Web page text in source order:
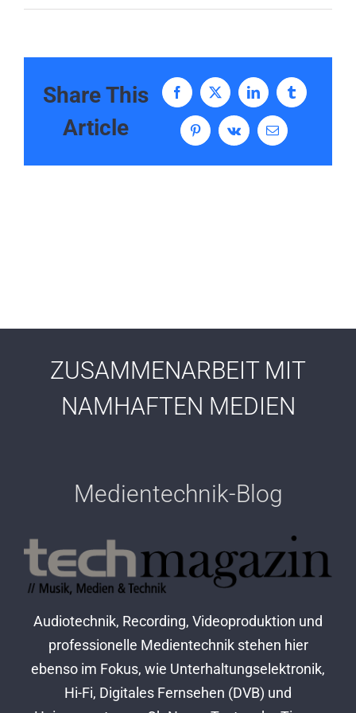
Share This
Article
Facebook
X LinkedIn Tumblr
PinterestVk
E-
Mail
ZUSAMMENARBEIT MIT
NAMHAFTEN MEDIEN
Medientechnik-Blog
Audiotechnik, Recording, Videoproduktion und
professionelle Medientechnik stehen hier
ebenso im Fokus, wie Unterhaltungselektronik,
Hi-Fi, Digitales Fernsehen (DVB) und